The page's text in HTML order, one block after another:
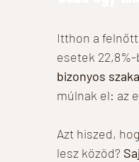
Itthon a
esetek
bizonyos
múlnak el: az
Azt hiszed,
lesz közöd?